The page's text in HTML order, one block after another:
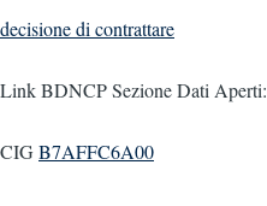
decisione di contrattare
Link BDNCP Sezione Dati Aperti:
CIGB7AFFC6A00